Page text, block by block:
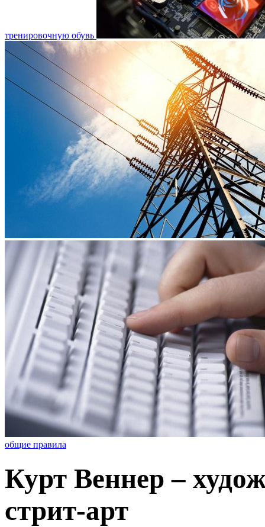
тренировочную обувь
общие правила
Курт Веннер –
стрит-арт